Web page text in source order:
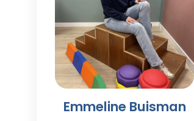
Emmeline Buisman